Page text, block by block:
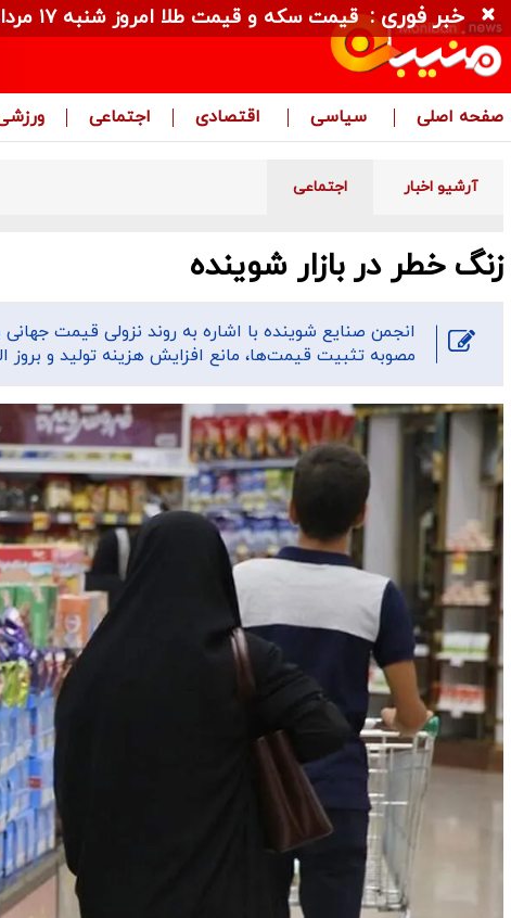
صفحه اصلی سیاسی اقتصادی اجتماعی
آرشیو اخبار اجتماعی
زنگ خطر در بازار شوینده
انجمن صنایع شوینده با اشاره به روند نزولی قیمت
مصوبه تثبیت قیمت‌ها، مانع افزایش هزینه تولید و بروز
خبر فوری : قیمت سکه و قیمت طلا امروز شنبه ۱۷ مرداد ۱۴۰۵ + جدول